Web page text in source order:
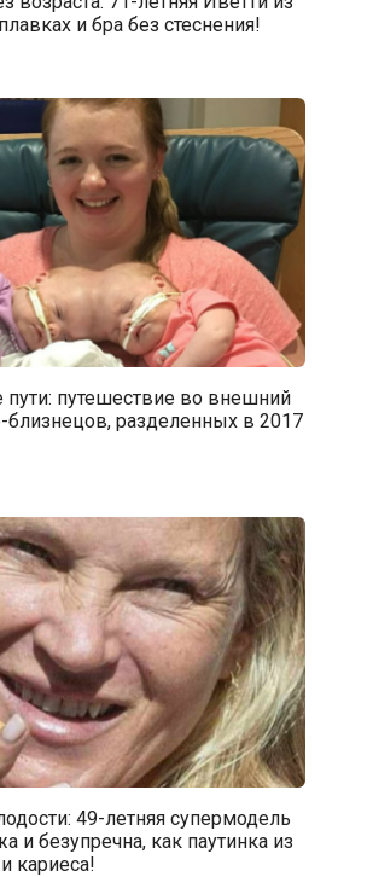
и бра без стеснения!
путешествие во внешний
близнецов, разделенных в 2017
49-летняя супермодель
и безупречна, как паутинка из
кариеса!